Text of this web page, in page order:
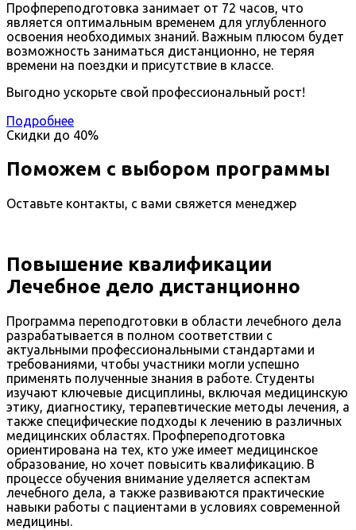
Профпереподготовка занимает от 72 часов, что
является оптимальным временем для углубленного
освоения необходимых знаний. Важным плюсом будет
возможность заниматься дистанционно, не теряя
времени на поездки и присутствие в классе.
Выгодно ускорьте свой профессиональный рост!
Подробнее
Скидки до 40%
Поможем с выбором программы
Оставьте контакты, с вами свяжется менеджер
Повышение квалификации
Лечебное дело дистанционно
Программа переподготовки в области лечебного дела
разрабатывается в полном соответствии с
актуальными профессиональными стандартами и
требованиями, чтобы участники могли успешно
применять полученные знания в работе. Студенты
изучают ключевые дисциплины, включая медицинскую
этику, диагностику, терапевтические методы лечения, а
также специфические подходы к лечению в различных
медицинских областях. Профпереподготовка
ориентирована на тех, кто уже имеет медицинское
образование, но хочет повысить квалификацию. В
процессе обучения внимание уделяется аспектам
лечебного дела, а также развиваются практические
навыки работы с пациентами в условиях современной
медицины.